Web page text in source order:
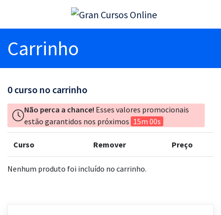
Carrinho
0 curso no carrinho
Não perca a chance! Esses valores promocionais
estão garantidos nos próximos 15m 00s
Curso Remover Preço
Nenhum produto foi incluído no carrinho.